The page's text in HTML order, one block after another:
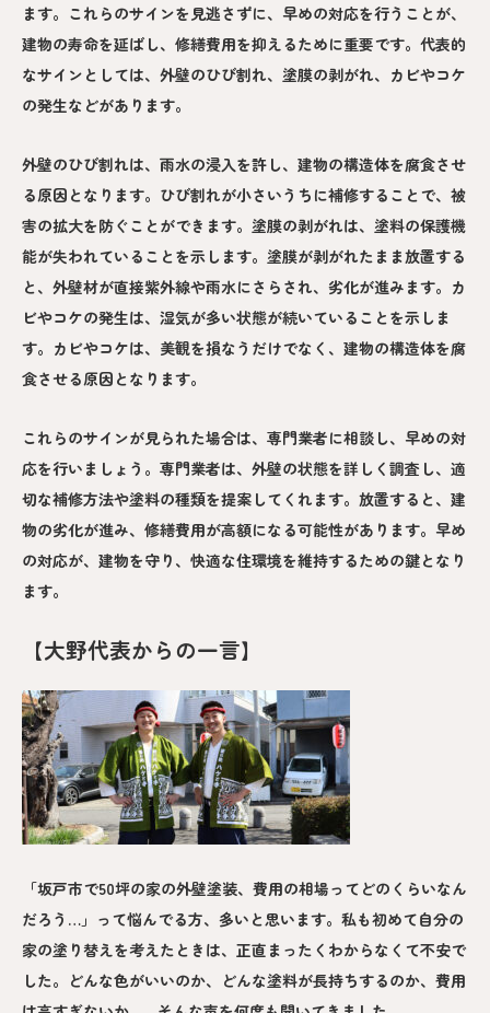
ます。これらのサインを見逃さずに、早めの対応を行うことが、
建物の寿命を延ばし、修繕費用を抑えるために重要です。代表的
なサインとしては、外壁のひび割れ、塗膜の剥がれ、カビやコケ
の発生などがあります。
外壁のひび割れは、雨水の浸入を許し、建物の構造体を腐食させ
る原因となります。ひび割れが小さいうちに補修することで、被
害の拡大を防ぐことができます。塗膜の剥がれは、塗料の保護機
能が失われていることを示します。塗膜が剥がれたまま放置する
と、外壁材が直接紫外線や雨水にさらされ、劣化が進みます。カ
ビやコケの発生は、湿気が多い状態が続いていることを示しま
す。カビやコケは、美観を損なうだけでなく、建物の構造体を腐
食させる原因となります。
これらのサインが見られた場合は、専門業者に相談し、早めの対
応を行いましょう。専門業者は、外壁の状態を詳しく調査し、適
切な補修方法や塗料の種類を提案してくれます。放置すると、建
物の劣化が進み、修繕費用が高額になる可能性があります。早め
の対応が、建物を守り、快適な住環境を維持するための鍵となり
ます。
【大野代表からの一言】
「坂戸市で50坪の家の外壁塗装、費用の相場ってどのくらいなん
だろう…」って悩んでる方、多いと思います。私も初めて自分の
家の塗り替えを考えたときは、正直まったくわからなくて不安で
した。どんな色がいいのか、どんな塗料が長持ちするのか、費用